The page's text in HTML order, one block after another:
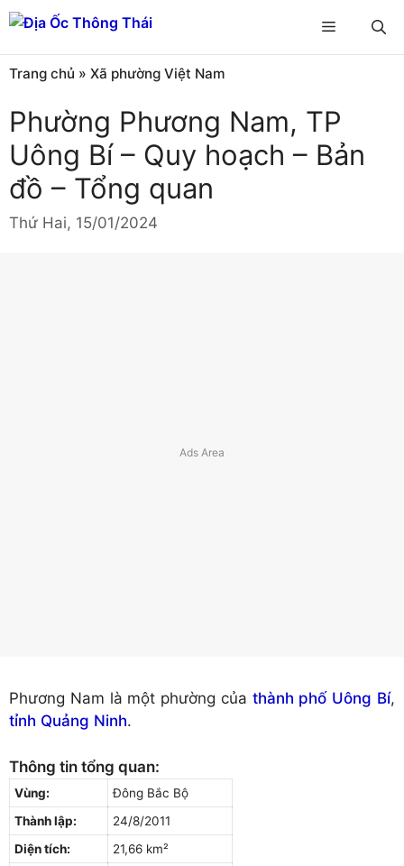
Chuyển
đến
nội
dung
Menu
Trang chủ » Xã phường Việt Nam
Phường Phương Nam, TP
Uông Bí – Quy hoạch – Bản
đồ – Tổng quan
Thứ Hai, 15/01/2024
Phương Nam là một phường của thành phố Uông Bí,
tỉnh Quảng Ninh.
Thông tin tổng quan:
Vùng:
Đông Bắc Bộ
Thành lập:
24/8/2011
Diện tích:
21,66 km²